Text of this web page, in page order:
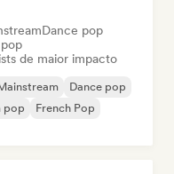
Dance pop
de maior impacto
Dance pop
pop
French Pop